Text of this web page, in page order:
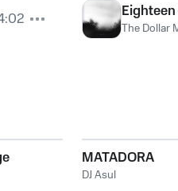
The Dollar
MATADORA
DJ Asul